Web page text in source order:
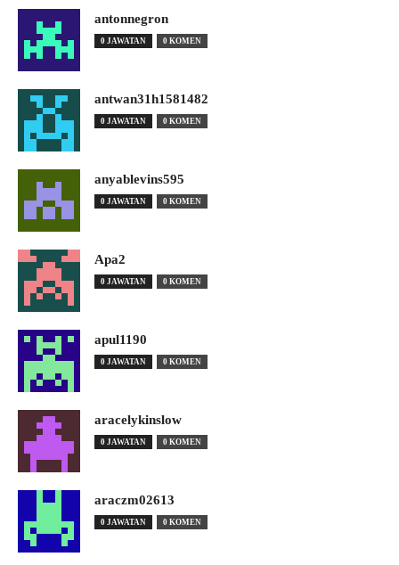
antonnegron
0 JAWATAN 0 KOMEN
antwan31h1581482
0 JAWATAN 0 KOMEN
anyablevins595
0 JAWATAN 0 KOMEN
Apa2
0 JAWATAN 0 KOMEN
apul1190
0 JAWATAN 0 KOMEN
aracelykinslow
0 JAWATAN 0 KOMEN
araczm02613
0 JAWATAN 0 KOMEN